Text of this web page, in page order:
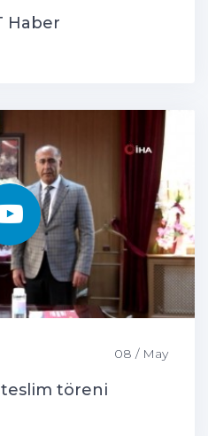
Haber
08 / May
töreni